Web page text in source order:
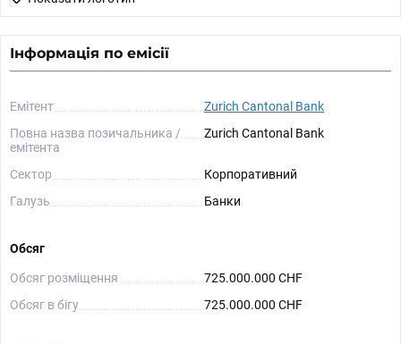
Інформація по емісії
Емітент
Zurich Cantonal Bank
Повна назва позичальника /
емітента
Zurich Cantonal Bank
Сектор
Корпоративний
Галузь
Банки
Обсяг
Обсяг розміщення
725.000.000 CHF
Обсяг в бігу
725.000.000 CHF